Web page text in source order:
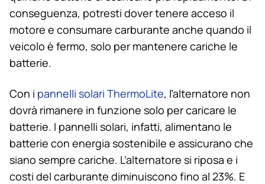
conseguenza, potresti dover tenere acceso il
motore e consumare carburante anche quando il
veicolo è fermo, solo per mantenere cariche le
batterie.
Con i pannelli solari ThermoLite, l’alternatore non
dovrà rimanere in funzione solo per caricare le
batterie. I pannelli solari, infatti, alimentano le
batterie con energia sostenibile e assicurano che
siano sempre cariche. L’alternatore si riposa e i
costi del carburante diminuiscono fino al 23%. E